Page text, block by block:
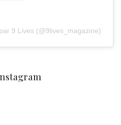
9 Lives (@9lives_magazine)